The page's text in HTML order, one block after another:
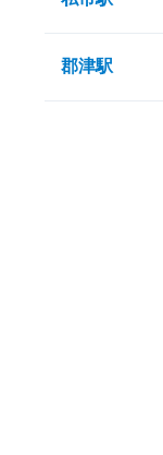
郡津駅